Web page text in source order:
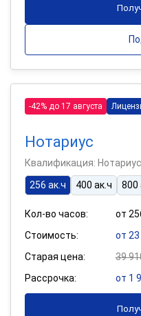
-42% до 17 августа
Нотариус
Квалификация: Нотариус
256 ак.ч
400 ак.ч 800
Кол-во часов:
от
Стоимость:
от 23
Старая цена:
39
Рассрочка:
от 1